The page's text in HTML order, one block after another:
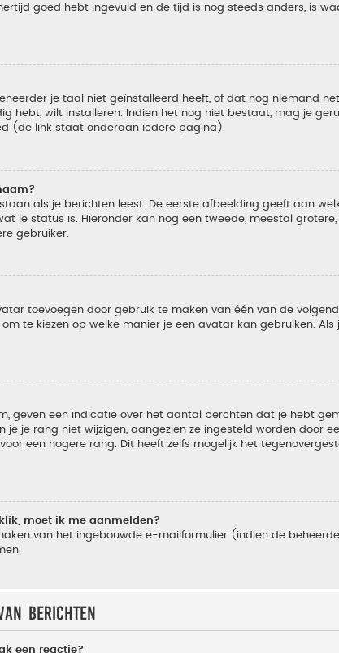
goed hebt ingevuld en de tijd is nog steeds anders, is
je taal niet geïnstalleerd heeft, of dat nog niemand
hebt, wilt installeren. Indien het nog niet bestaat, mag je
(de link staat onderaan iedere pagina).
als je berichten leest. De eerste afbeelding geeft aan
je status is. Hieronder kan nog een tweede, meestal
gebruiker.
toevoegen door gebruik te maken van één van de
te kiezen op welke manier je een avatar kan gebruiken.
geven een indicatie over het aantal berchten dat je hebt
je rang niet wijzigen, aangezien ze ingesteld worden door
een hogere rang. Dit heeft zelfs mogelijk het
moet ik me aanmelden?
van het ingebouwde e-mailformulier (indien de
berichten
een reactie?